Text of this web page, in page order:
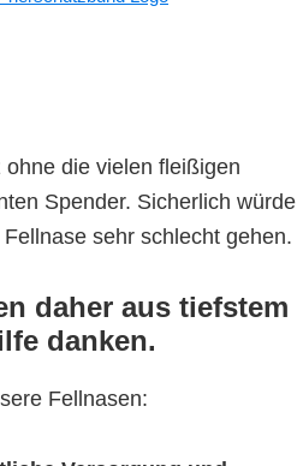
die vielen fleißigen
Spender. Sicherlich würde
sehr schlecht gehen.
daher aus tiefstem
danken.
Fellnasen: